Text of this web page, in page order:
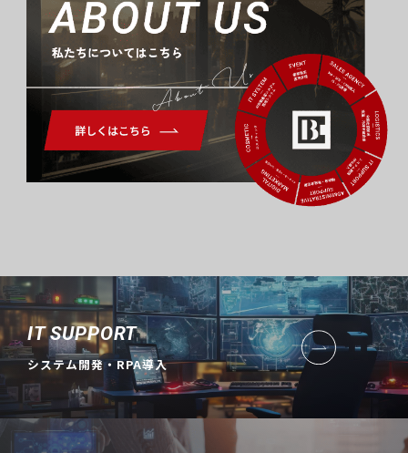
About Us
IT SUPPORT
システム開発・RPA導入